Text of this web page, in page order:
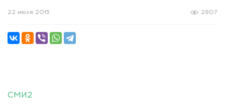
2907
22 июля 2015
СМИ2